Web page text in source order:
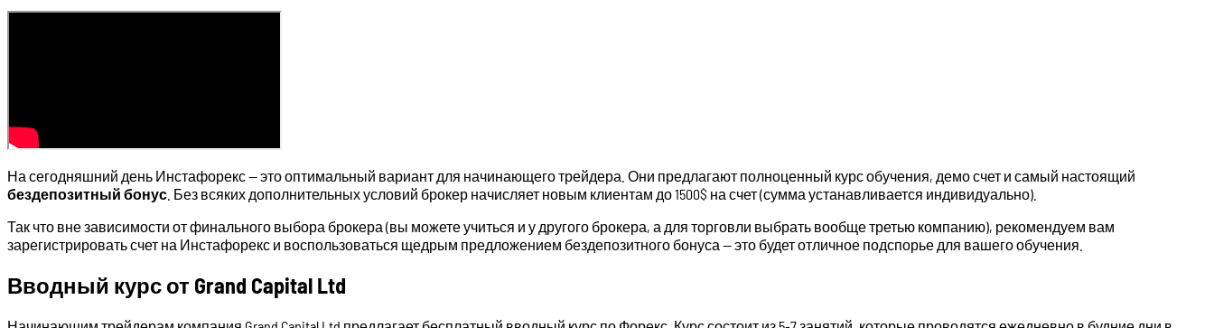
На сегодняшний день Инстафорекс — это оптимальный вариант для начинающего трейдера. Они предлагают полноценный курс обучения, демо счет и самый настоящий
бездепозитный бонус . Без всяких дополнительных условий брокер начисляет новым клиентам до 1500$ на счет (сумма устанавливается индивидуально).
Так что вне зависимости от финального выбора брокера (вы можете учиться и у другого брокера, а для торговли выбрать вообще третью компанию), рекомендуем вам
зарегистрировать счет на Инстафорекс и воспользоваться щедрым предложением бездепозитного бонуса — это будет отличное подспорье для вашего обучения.
Вводный курс от Grand Capital Ltd